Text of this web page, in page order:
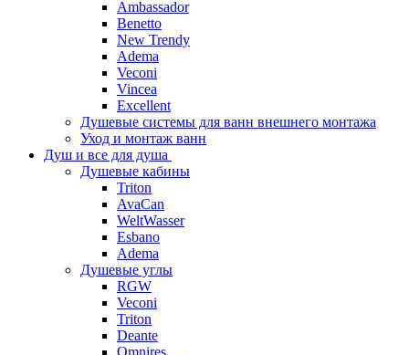
Ambassador
Benetto
New Trendy
Adema
Veconi
Vincea
Excellent
Душевые системы для ванн внешнего монтажа
Уход и монтаж ванн
Душ и все для душа
Душевые кабины
Triton
AvaCan
WeltWasser
Esbano
Adema
Душевые углы
RGW
Veconi
Triton
Deante
Omnires